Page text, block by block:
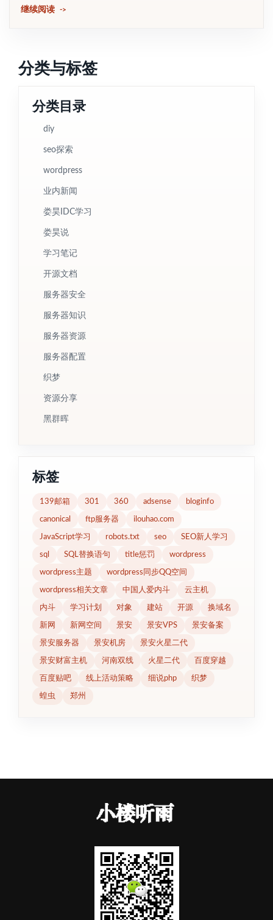
继续阅读
分类与标签
分类目录
diy
seo探索
wordpress
业内新闻
娄昊IDC学习
娄昊说
学习笔记
开源文档
服务器安全
服务器知识
服务器资源
服务器配置
织梦
资源分享
黑群晖
标签
139邮箱 301 360 adsense bloginfo
canonical ftp服务器 ilouhao.com
JavaScript学习 robots.txt seo SEO新人学习
sql SQL替换语句 title惩罚 wordpress
wordpress主题 wordpress同步QQ空间
wordpress相关文章 中国人爱内斗 云主机
内斗 学习计划 对象 建站 开源 换域名
新网 新网空间 景安 景安VPS 景安备案
景安服务器 景安机房 景安火星二代
景安财富主机 河南双线 火星二代 百度穿越
百度贴吧 线上活动策略 细说php 织梦
蝗虫 郑州